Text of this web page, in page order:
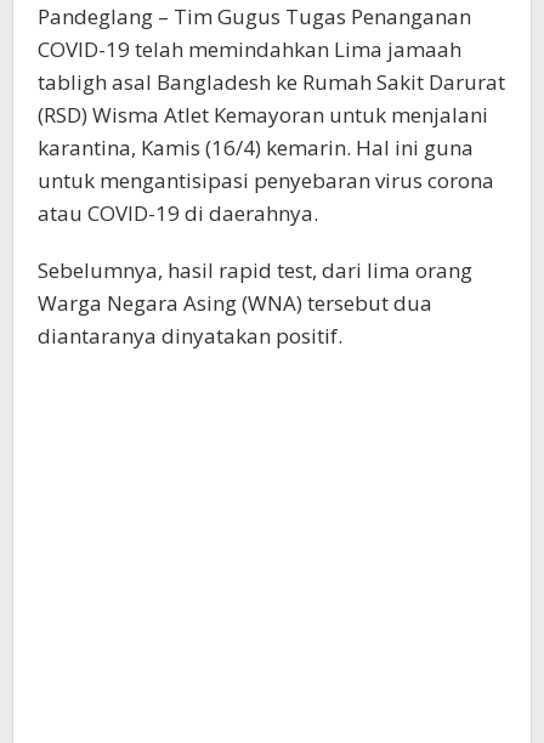
Ke
Wisma
Atlet
Pandeglang – Tim Gugus Tugas Penanganan
COVID-19 telah memindahkan Lima jamaah
tabligh asal Bangladesh ke Rumah Sakit Darurat
(RSD) Wisma Atlet Kemayoran untuk menjalani
karantina, Kamis (16/4) kemarin. Hal ini guna
untuk mengantisipasi penyebaran virus corona
atau COVID-19 di daerahnya.
Sebelumnya, hasil rapid test, dari lima orang
Warga Negara Asing (WNA) tersebut dua
diantaranya dinyatakan positif.